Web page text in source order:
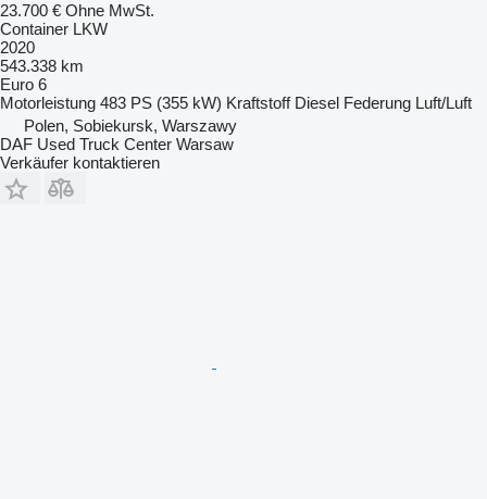
23.700 € Ohne MwSt.
Container LKW
2020
543.338 km
Euro 6
Motorleistung 483 PS (355 kW) Kraftstoff Diesel Federung Luft/Luft
Polen, Sobiekursk, Warszawy
DAF Used Truck Center Warsaw
Verkäufer kontaktieren